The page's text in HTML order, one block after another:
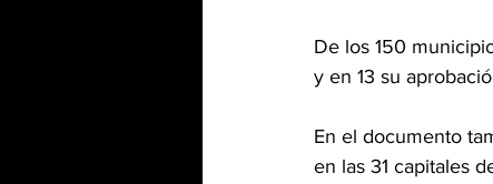
De los 150
y en 13 su
En el documento
en las 31 capitales